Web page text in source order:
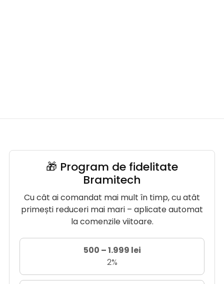
🎁 Program de fidelitate
Bramitech
Cu cât ai comandat mai mult în timp, cu atât
primești reduceri mai mari – aplicate automat
la comenzile viitoare.
500 – 1.999 lei
2%